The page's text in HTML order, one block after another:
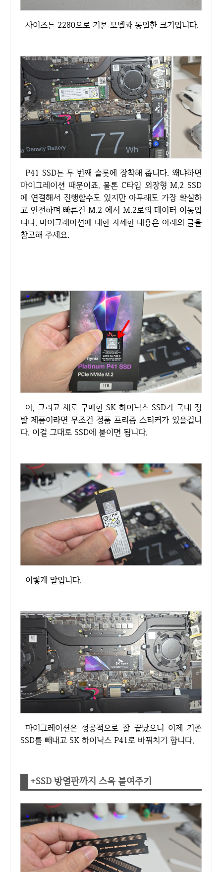
사이즈는 2280으로 기본 모델과 동일한 크기입니다.
P41 SSD는 두 번째 슬롯에 장착해 줍니다. 왜냐하면
마이그레이션 때문이죠. 물론 C타입 외장형 M.2 SSD
에 연결해서 진행할수도 있지만 아무래도 가장 확실하
고 안전하며 빠른건 M.2 에서 M.2로의 데이터 이동입
니다. 마이그레이션에 대한 자세한 내용은 아래의 글을
참고해 주세요.
아, 그리고 새로 구매한 SK 하이닉스 SSD가 국내 정
발 제품이라면 무조건 정품 프리즘 스티커가 있을겁니
다. 이걸 그대로 SSD에 붙이면 됩니다.
이렇게 말입니다.
마이그레이션은 성공적으로 잘 끝났으니 이제 기존
SSD를 빼내고 SK 하이닉스 P41로 바꿔치기 합니다.
+SSD 방열판까지 스윽 붙여주기